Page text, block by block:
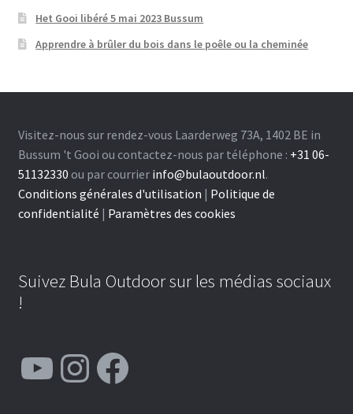
Het Gooi libéré 5 mai 2023 Bussum
Apprendre à brûler du bois dans le poêle ou la cheminée
Visitez-nous sur rendez-vous Laarderweg 73A, 1402 BE in
Bussum 't Gooi ou contactez-nous par téléphone : +31 06-
51132330 ou par courrier info@bulaoutdoor.nl.
Conditions générales d'utilisation | Politique de
confidentialité | Paramètres des cookies
Suivez Bula Outdoor sur les médias sociaux
!
YouTube Instagram Facebook